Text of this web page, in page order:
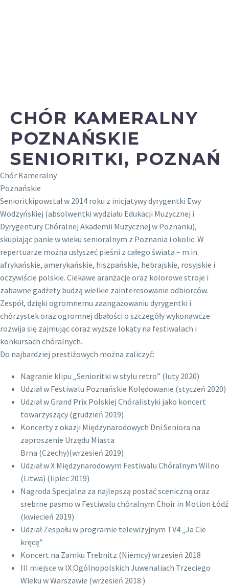
CHÓR KAMERALNY
POZNAŃSKIE
SENIORITKI, POZNAŃ
Chór Kameralny
Poznańskie
Senioritkipowstał w 2014 roku z inicjatywy dyrygentki Ewy
Wodzyńskiej (absolwentki wydziału Edukacji Muzycznej i
Dyrygentury Chóralnej Akademii Muzycznej w Poznaniu),
skupiając panie w wieku senioralnym z Poznania i okolic. W
repertuarze można usłyszeć pieśni z całego świata – m.in.
afrykańskie, amerykańskie, hiszpańskie, hebrajskie, rosyjskie i
oczywiście polskie. Ciekawe aranżacje oraz kolorowe stroje i
zabawne gadżety budzą wielkie zainteresowanie odbiorców.
Zespół, dzięki ogromnemu zaangażowaniu dyrygentki i
chórzystek oraz ogromnej dbałości o szczegóły wykonawcze
rozwija się zajmując coraz wyższe lokaty na festiwalach i
konkursach chóralnych.
Do najbardziej prestiżowych można zaliczyć:
Nagranie klipu „Senioritki w stylu retro” (luty 2020)
Udział w Festiwalu Poznańskie Kolędowanie (styczeń 2020)
Udział w Grand Prix Polskiej Chóralistyki jako koncert
towarzyszący (grudzień 2019)
Koncerty z okazji Międzynarodowych Dni Seniora na
zaproszenie Urzędu Miasta
Brna (Czechy)(wrzesień 2019)
Udział w X Międzynarodowym Festiwalu Chóralnym Wilno
(Litwa) (lipiec 2019)
Nagroda Specjalna za najlepszą postać sceniczną oraz
srebrne pasmo w Festiwalu chóralnym Choir in Motion Łódź
(kwiecień 2019)
Udział Zespołu w programie telewizyjnym TV4 „Ja Cie
kręcę”
Koncert na Zamku Trebnitz (Niemcy) wrzesień 2018
III miejsce w IX Ogólnopolskich Juwenaliach Trzeciego
Wieku w Warszawie (wrzesień 2018 )